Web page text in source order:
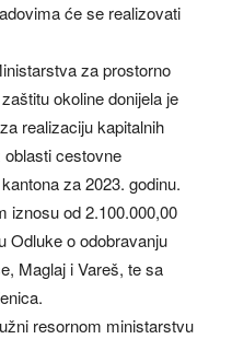
će se realizovati
za prostorno
okoline donijela je
realizaciju kapitalnih
cestovne
za 2023. godinu.
iznosu od 2.100.000,00
Odluke o odobravanju
Maglaj i Vareš, te sa
resornom ministarstvu